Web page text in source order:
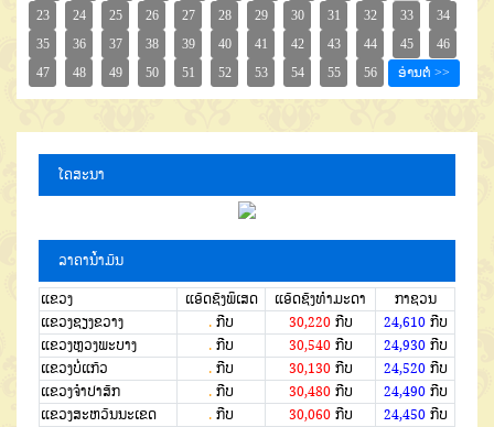
ໂຄສະນາ
ລາຄານໍ້າມັນ
ແຂວງ ແອັດຊັງພິເສດ ແອັດຊັງທຳມະດາ
ກາຊວນ
ແຂວງຊຽງຂວາງ
. ກີບ 30,220ກີບ 24,610ກີບ
ແຂວງຫຼວງພະບາງ
. ກີບ 30,540ກີບ 24,930ກີບ
ແຂວງບໍ່ແກ້ວ
. ກີບ 30,130ກີບ 24,520ກີບ
ແຂວງຈໍາປາສັກ
. ກີບ 30,480ກີບ 24,490ກີບ
ແຂວງສະຫວັນນະເຂດ
. ກີບ 30,060ກີບ 24,450ກີບ